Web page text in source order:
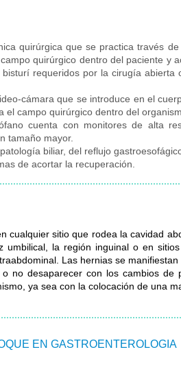
quirúrgica que se practica través
quirúrgico dentro del paciente y
requeridos por la cirugía
cámara que se introduce en el
campo quirúrgico dentro del
cuenta con monitores de alta
tamaño mayor.
biliar, del reflujo
de acortar la recuperación.
cualquier sitio que rodea la cavidad
umbilical, la región inguinal o en
Las hernias se
no desaparecer con los cambios
ya sea con la colocación de una
EN GASTROENTEROLOGIA